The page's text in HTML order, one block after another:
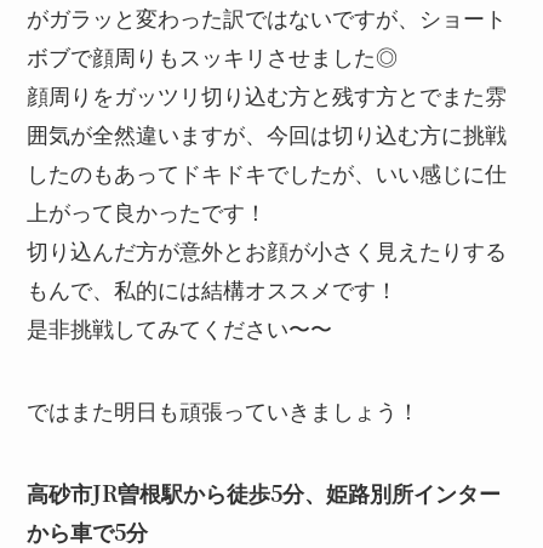
がガラッと変わった訳ではないですが、ショート
ボブで顔周りもスッキリさせました◎
顔周りをガッツリ切り込む方と残す方とでまた雰
囲気が全然違いますが、今回は切り込む方に挑戦
したのもあってドキドキでしたが、いい感じに仕
上がって良かったです！
切り込んだ方が意外とお顔が小さく見えたりする
もんで、私的には結構オススメです！
是非挑戦してみてください〜〜
ではまた明日も頑張っていきましょう！
高砂市JR曽根駅から徒歩5分、姫路別所インター
から車で5分